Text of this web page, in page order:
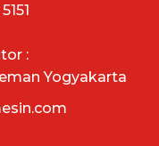
:
Yogyakarta